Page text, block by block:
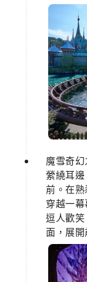
魔雪奇
縈繞耳
前。在
穿越一
逗人歡
面，展